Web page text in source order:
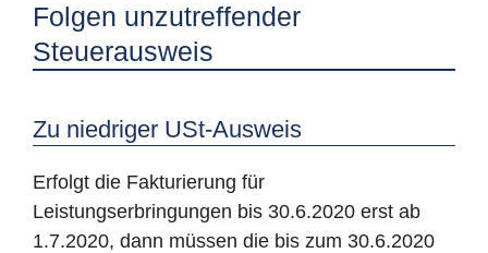
Folgen unzutreffender
Steuerausweis
Zu niedriger USt-Ausweis
Erfolgt die Fakturierung für
Leistungserbringungen bis 30.6.2020 erst ab
1.7.2020, dann müssen die bis zum 30.6.2020